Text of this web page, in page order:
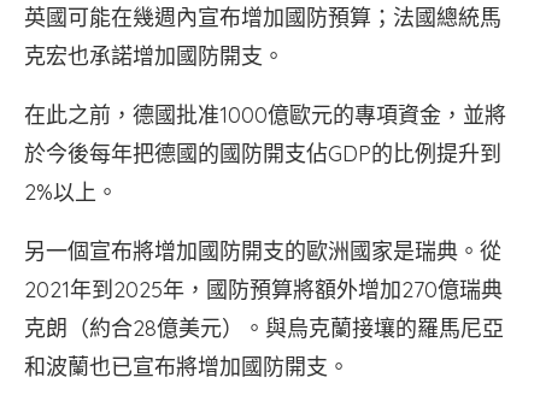
英國可能在幾週內宣布增加國防預算；法國總統馬
克宏也承諾增加國防開支。
在此之前，德國批准1000億歐元的專項資金，並將
於今後每年把德國的國防開支佔GDP的比例提升到
2%以上。
另一個宣布將增加國防開支的歐洲國家是瑞典。從
2021年到2025年，國防預算將額外增加270億瑞典
克朗（約合28億美元）。與烏克蘭接壤的羅馬尼亞
和波蘭也已宣布將增加國防開支。